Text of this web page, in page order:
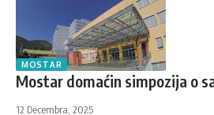
MOSTAR
Mostar domaćin simpozija o
12 Decembra, 2025